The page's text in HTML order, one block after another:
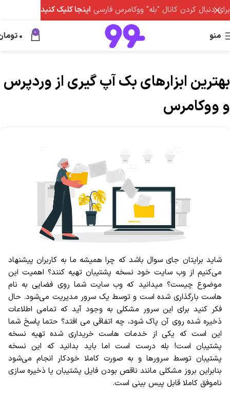
منو 0
0
بهترین ابزارهای بک آپ گیری از وردپرس
و ووکامرس
شاید برایتان جای سوال باشد که چرا همیشه ما به کاربران پیشنهاد
می‌کنیم از وب سایت خود نسخه پشتیبان تهیه کنند؟ اهمیت این
موضوع چیست؟ میدانید که وب سایت شما روی فضایی به نام
هاست بارگذاری شده است و توسط یک سرور مدیریت می‌شود. حال
فکر کنید برای این سرور مشکلی به وجود آید که تمامی اطلاعات
ذخیره شده روی آن پاک شود، چه اتفاقی می افتد؟ حتما پاسخ شما
این است که یکی از خدمات هاست خریداری شده تهیه نسخه
پشتیبان است! بله درست است اما باید بدانید که این نسخه
پشتیبان توسط سرورها و به صورت کاملا خودکار انجام می‌شود
بنابراین بروز مشکلی مانند ناقص بودن فایل پشتیبان یا ذخیره سازی
ناموفق کاملا قابل پیس بینی است.
برای دنبال کردن کانال "بله" ووکامرس فارسی اینجا کلیک کنید